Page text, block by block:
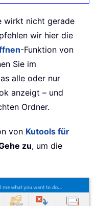
wirkt nicht gerade
wir hier die
-Funktion von
Sie im
alle oder nur
anzeigt – und
Ordner.
von Kutools für
zu, um die